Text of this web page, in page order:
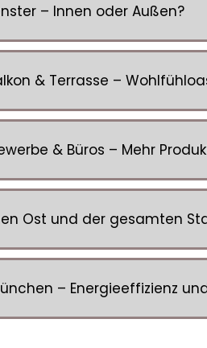
– Innen oder Außen?
& Terrasse –
& Büros – Mehr
Ost und der gesamten
– Energieeffizienz